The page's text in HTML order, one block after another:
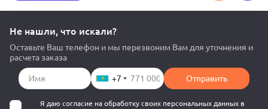
Не нашли, что искали?
Оставьте Ваш телефон и мы перезвоним Вам для уточнения и
расчета заказа
+7 Отправить
Я даю согласие на обработку своих персональных данных в